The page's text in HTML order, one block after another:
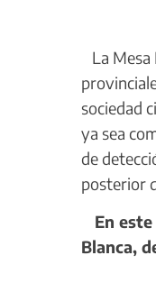
La
sociedad
ya sea
de
posterior
En este
Blanca,